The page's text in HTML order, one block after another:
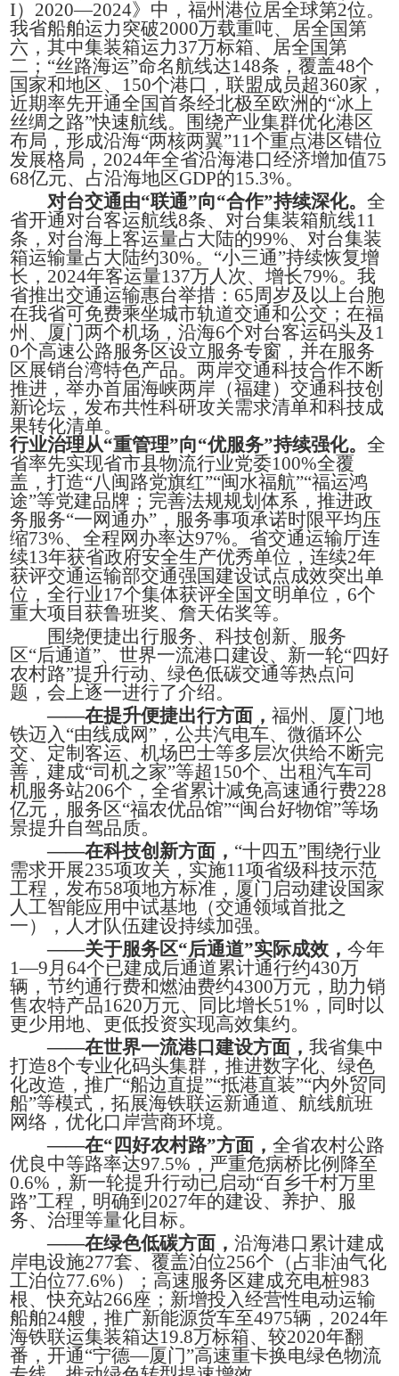
I）2020—2024》中，福州港位居全球第2位。
我省船舶运力突破2000万载重吨、居全国第
六，其中集装箱运力37万标箱、居全国第
二；“丝路海运”命名航线达148条，覆盖48个
国家和地区、150个港口，联盟成员超360家，
近期率先开通全国首条经北极至欧洲的“冰上
丝绸之路”快速航线。围绕产业集群优化港区
布局，形成沿海“两核两翼”11个重点港区错位
发展格局，2024年全省沿海港口经济增加值75
68亿元、占沿海地区GDP的15.3%。
对台交通由“联通”向“合作”持续深化。 全
省开通对台客运航线8条、对台集装箱航线11
条，对台海上客运量占大陆的99%、对台集装
箱运输量占大陆约30%。“小三通”持续恢复增
长，2024年客运量137万人次、增长79%。我
省推出交通运输惠台举措：65周岁及以上台胞
在我省可免费乘坐城市轨道交通和公交；在福
州、厦门两个机场，沿海6个对台客运码头及1
0个高速公路服务区设立服务专窗，并在服务
区展销台湾特色产品。两岸交通科技合作不断
推进，举办首届海峡两岸（福建）交通科技创
新论坛，发布共性科研攻关需求清单和科技成
果转化清单。
行业治理从“重管理”向“优服务”持续强化。 全
省率先实现省市县物流行业党委100%全覆
盖，打造“八闽路党旗红”“闽水福航”“福运鸿
途”等党建品牌；完善法规规划体系，推进政
务服务“一网通办”，服务事项承诺时限平均压
缩73%、全程网办率达97%。省交通运输厅连
续13年获省政府安全生产优秀单位，连续2年
获评交通运输部交通强国建设试点成效突出单
位，全行业17个集体获评全国文明单位，6个
重大项目获鲁班奖、詹天佑奖等。
围绕便捷出行服务、科技创新、服务
区“后通道”、世界一流港口建设、新一轮“四好
农村路”提升行动、绿色低碳交通等热点问
题，会上逐一进行了介绍。
——在提升便捷出行方面， 福州、厦门地
铁迈入“由线成网”，公共汽电车、微循环公
交、定制客运、机场巴士等多层次供给不断完
善，建成“司机之家”等超150个、出租汽车司
机服务站206个，全省累计减免高速通行费228
亿元，服务区“福农优品馆”“闽台好物馆”等场
景提升自驾品质。
——在科技创新方面， “十四五”围绕行业
需求开展235项攻关，实施11项省级科技示范
工程，发布58项地方标准，厦门启动建设国家
人工智能应用中试基地（交通领域首批之
一），人才队伍建设持续加强。
——关于服务区“后通道”实际成效， 今年
1—9月64个已建成后通道累计通行约430万
辆，节约通行费和燃油费约4300万元，助力销
售农特产品1620万元、同比增长51%，同时以
更少用地、更低投资实现高效集约。
——在世界一流港口建设方面， 我省集中
打造8个专业化码头集群，推进数字化、绿色
化改造，推广“船边直提”“抵港直装”“内外贸同
船”等模式，拓展海铁联运新通道、航线航班
网络，优化口岸营商环境。
——在“四好农村路”方面， 全省农村公路
优良中等路率达97.5%，严重危病桥比例降至
0.6%，新一轮提升行动已启动“百乡千村万里
路”工程，明确到2027年的建设、养护、服
务、治理等量化目标。
——在绿色低碳方面， 沿海港口累计建成
岸电设施277套、覆盖泊位256个（占非油气化
工泊位77.6%）；高速服务区建成充电桩983
根、快充站266座；新增投入经营性电动运输
船舶24艘，推广新能源货车至4975辆，2024年
海铁联运集装箱达19.8万标箱、较2020年翻
番，开通“宁德—厦门”高速重卡换电绿色物流